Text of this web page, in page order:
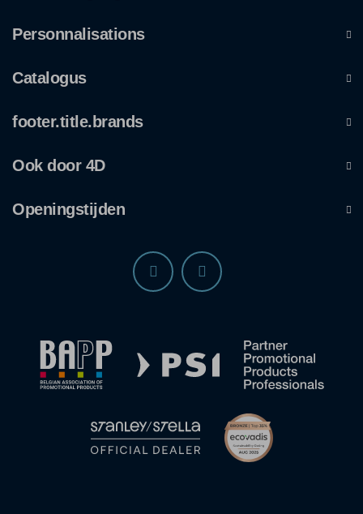
Personnalisations
Catalogus
footer.title.brands
Ook door 4D
Openingstijden